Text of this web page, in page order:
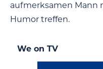
aufmerksamen Mann
Humor treffen.
We on TV